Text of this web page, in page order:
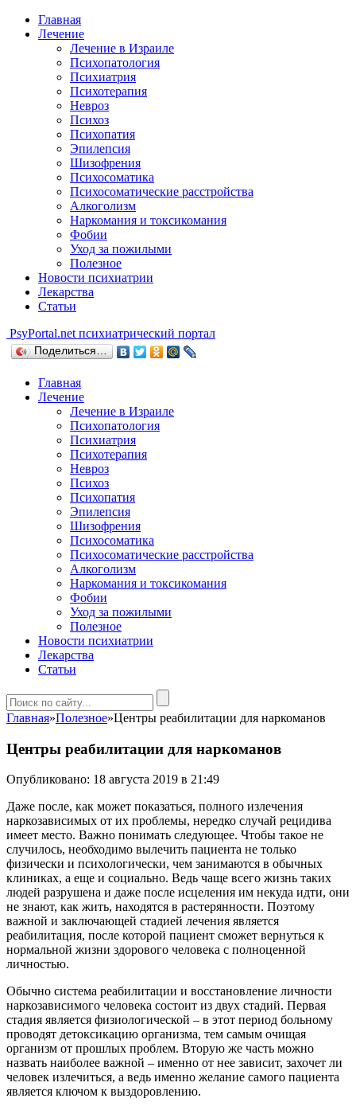
Главная
Лечение
Лечение в Израиле
Психопатология
Психиатрия
Психотерапия
Невроз
Психоз
Психопатия
Эпилепсия
Шизофрения
Психосоматика
Психосоматические расстройства
Алкоголизм
Наркомания и токсикомания
Фобии
Уход за пожилыми
Полезное
Новости психиатрии
Лекарства
Статьи
PsyPortal.net психиатрический портал
Поделиться…
Главная
Лечение
Лечение в Израиле
Психопатология
Психиатрия
Психотерапия
Невроз
Психоз
Психопатия
Эпилепсия
Шизофрения
Психосоматика
Психосоматические расстройства
Алкоголизм
Наркомания и токсикомания
Фобии
Уход за пожилыми
Полезное
Новости психиатрии
Лекарства
Статьи
Главная»Полезное»Центры реабилитации для наркоманов
Центры реабилитации для наркоманов
Опубликовано: 18 августа 2019 в 21:49
Даже после, как может показаться, полного излечения
наркозависимых от их проблемы, нередко случай рецидива
имеет место. Важно понимать следующее. Чтобы такое не
случилось, необходимо вылечить пациента не только
физически и психологически, чем занимаются в обычных
клиниках, а еще и социально. Ведь чаще всего жизнь таких
людей разрушена и даже после исцеления им некуда идти, они
не знают, как жить, находятся в растерянности. Поэтому
важной и заключающей стадией лечения является
реабилитация, после которой пациент сможет вернуться к
нормальной жизни здорового человека с полноценной
личностью.
Обычно система реабилитации и восстановление личности
наркозависимого человека состоит из двух стадий. Первая
стадия является физиологической – в этот период больному
проводят детоксикацию организма, тем самым очищая
организм от прошлых проблем. Вторую же часть можно
назвать наиболее важной – именно от нее зависит, захочет ли
человек излечиться, а ведь именно желание самого пациента
является ключом к выздоровлению.